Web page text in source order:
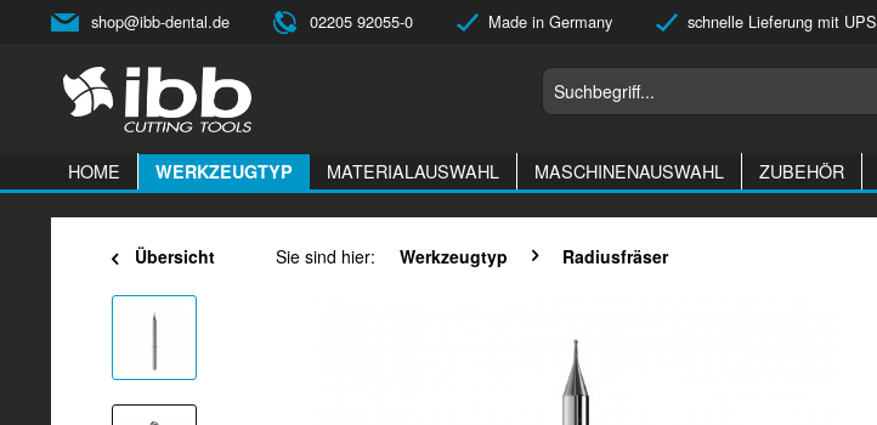
shop@ibb-dental.de 02205 92055-0 Made in Germany schnelle Lieferung mit UPS
HOME WERKZEUGTYP MATERIALAUSWAHL MASCHINENAUSWAHL ZUBEHÖR
Übersicht Sie sind hier: Werkzeugtyp Radiusfräser